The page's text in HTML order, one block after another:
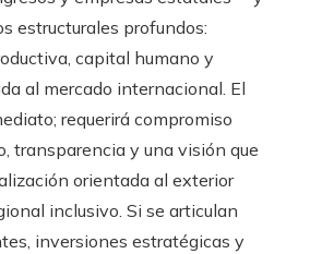
estructurales profundos:
capital humano y
al mercado internacional. El
requerirá compromiso
transparencia y una visión que
orientada al exterior
inclusivo. Si se articulan
inversiones estratégicas y